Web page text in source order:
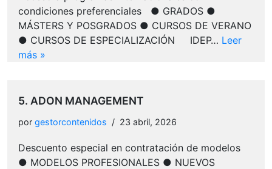
condiciones preferenciales ● GRADOS ●
MÁSTERS Y POSGRADOS ● CURSOS DE VERANO
● CURSOS DE ESPECIALIZACIÓN IDEP… Leer
más »
5. ADON MANAGEMENT
por gestorcontenidos 23 abril, 2026
Descuento especial en contratación de modelos
● MODELOS PROFESIONALES ● NUEVOS